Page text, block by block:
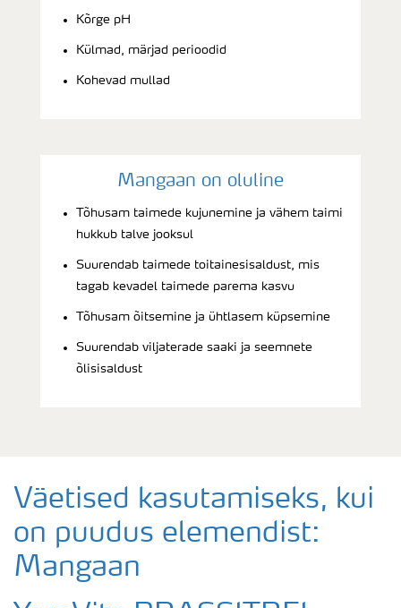
Kõrge pH
Külmad, märjad perioodid
Kohevad mullad
Mangaan on oluline
Tõhusam taimede kujunemine ja vähem taimi
hukkub talve jooksul
Suurendab taimede toitainesisaldust, mis
tagab kevadel taimede parema kasvu
Tõhusam õitsemine ja ühtlasem küpsemine
Suurendab viljaterade saaki ja seemnete
õlisisaldust
Väetised kasutamiseks, kui
on puudus elemendist:
Mangaan